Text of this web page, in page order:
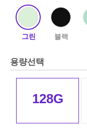
그린 블랙
용량선택
128G